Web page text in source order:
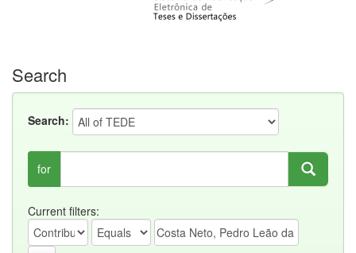
Search
Search:
for
Current filters: